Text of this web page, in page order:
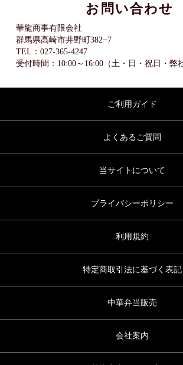
お問い合わせ
華龍商事有限会社
群馬県高崎市井野町382−7
TEL：027-365-4247
受付時間：10:00～16:00（土・日・祝日・弊
ご利用ガイド
よくあるご質問
当サイトについて
プライバシーポリシー
利用規約
特定商取引法に基づく表記
中華弁当販売
会社案内